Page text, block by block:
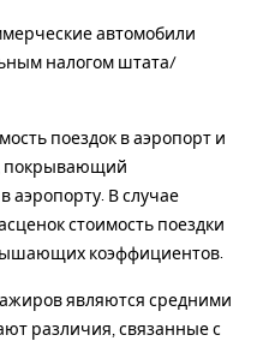
автомобили
налогом штата/
поездок в аэропорт и
покрывающий
аэропорту. В случае
стоимость поездки
коэффициентов.
являются средними
различия, связанные с